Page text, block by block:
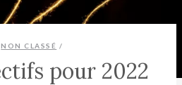
NON CLASSÉ /
pour 2022